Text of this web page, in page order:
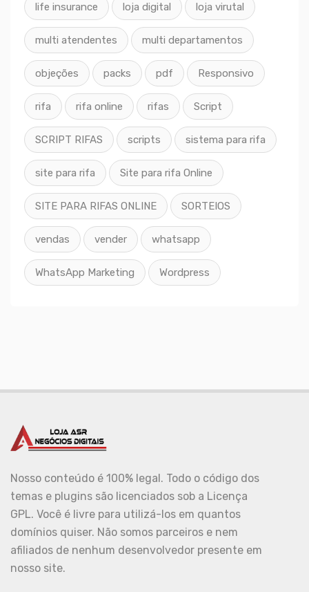
life insurance loja digital loja virutal
multi atendentes multi departamentos
objeções packs pdf Responsivo
rifa rifa online rifas Script
SCRIPT RIFAS scripts sistema para rifa
site para rifa Site para rifa Online
SITE PARA RIFAS ONLINE SORTEIOS
vendas vender whatsapp
WhatsApp Marketing Wordpress
Nosso conteúdo é 100% legal. Todo o código dos
temas e plugins são licenciados sob a Licença
GPL. Você é livre para utilizá-los em quantos
domínios quiser. Não somos parceiros e nem
afiliados de nenhum desenvolvedor presente em
nosso site.